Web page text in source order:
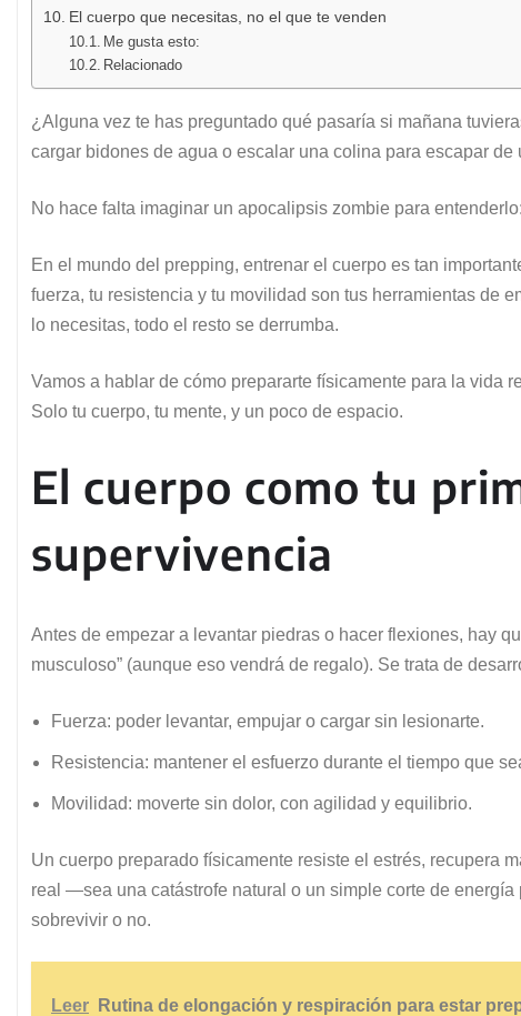
El cuerpo que necesitas, no el que te venden
Me gusta esto:
Relacionado
¿Alguna vez te has preguntado qué pasaría si mañana
cargar bidones de agua o escalar una colina para escapar de
No hace falta imaginar un apocalipsis zombie para
En el mundo del prepping, entrenar el cuerpo es tan
fuerza, tu resistencia y tu movilidad son tus herramientas de
lo necesitas, todo el resto se derrumba.
Vamos a hablar de cómo prepararte físicamente para la vida
Solo tu cuerpo, tu mente, y un poco de espacio.
El cuerpo como tu
supervivencia
Antes de empezar a levantar piedras o hacer flexiones, hay
musculoso” (aunque eso vendrá de regalo). Se trata de
Fuerza: poder levantar, empujar o cargar sin lesionarte.
Resistencia: mantener el esfuerzo durante el tiempo que
Movilidad: moverte sin dolor, con agilidad y equilibrio.
Un cuerpo preparado físicamente resiste el estrés, recupera
real —sea una catástrofe natural o un simple corte de
sobrevivir o no.
Leer Rutina de elongación y respiración para estar